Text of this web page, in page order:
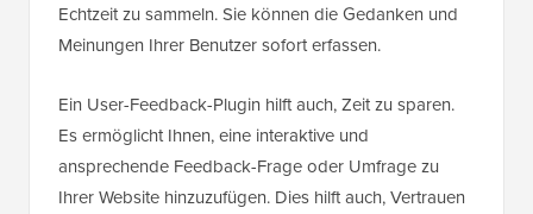
Echtzeit zu sammeln. Sie können die Gedanken und
Meinungen Ihrer Benutzer sofort erfassen.
Ein User-Feedback-Plugin hilft auch, Zeit zu sparen.
Es ermöglicht Ihnen, eine interaktive und
ansprechende Feedback-Frage oder Umfrage zu
Ihrer Website hinzuzufügen. Dies hilft auch, Vertrauen